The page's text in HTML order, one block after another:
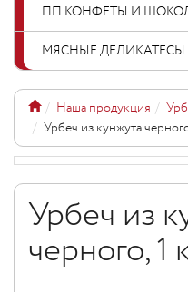
ПП КОНФЕТЫ И
МЯСНЫЕ ДЕЛИКАТЕСЫ
Наша продукция
Урбеч из кунжута
Урбеч из
черного, 1